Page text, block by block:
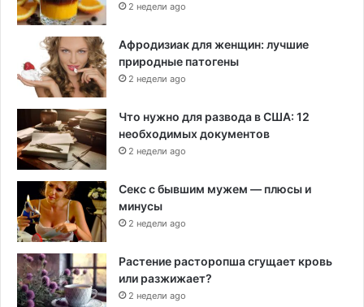
2 недели ago
Афродизиак для женщин: лучшие
природные патогены
2 недели ago
Что нужно для развода в США: 12
необходимых документов
2 недели ago
Секс с бывшим мужем — плюсы и
минусы
2 недели ago
Растение расторопша сгущает кровь
или разжижает?
2 недели ago